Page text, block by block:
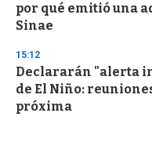
por qué emitió una
Sinae
15:12
Declararán "alerta
de El Niño:
próxima